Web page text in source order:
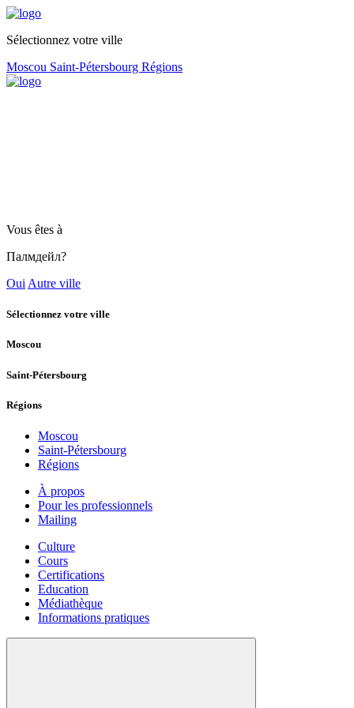
Sélectionnez votre ville
Moscou Saint-Pétersbourg Régions
Vous êtes à
Палмдейл?
Oui Autre ville
Sélectionnez votre ville
Moscou
Saint-Pétersbourg
Régions
Moscou
Saint-Pétersbourg
Régions
À propos
Pour les professionnels
Mailing
Culture
Cours
Certifications
Education
Médiathèque
Informations pratiques